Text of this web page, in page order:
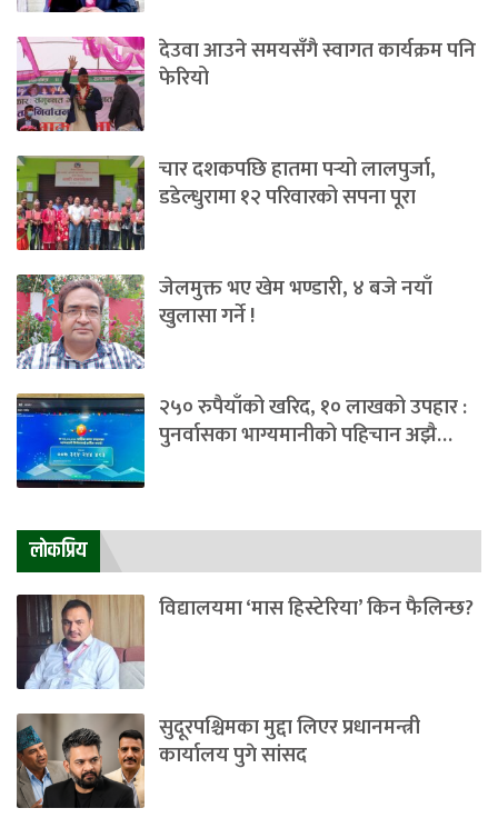
देउवा आउने समयसँगै स्वागत कार्यक्रम पनि
फेरियो
चार दशकपछि हातमा पर्‍यो लालपुर्जा,
डडेल्धुरामा १२ परिवारको सपना पूरा
जेलमुक्त भए खेम भण्डारी, ४ बजे नयाँ
खुलासा गर्ने !
२५० रुपैयाँको खरिद, १० लाखको उपहार :
पुनर्वासका भाग्यमानीको पहिचान अझै…
लाेकप्रिय
विद्यालयमा ‘मास हिस्टेरिया’ किन फैलिन्छ?
सुदूरपश्चिमका मुद्दा लिएर प्रधानमन्त्री
कार्यालय पुगे सांसद